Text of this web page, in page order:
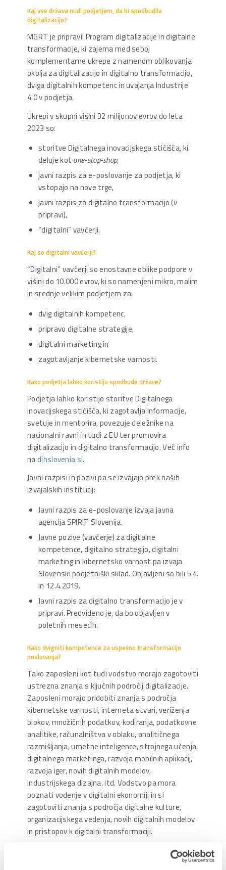
Kaj vse država nudi podjetjem, da bi spodbudila
digitalizacijo?
MGRT je pripravil Program digitalizacije in digitalne
transformacije, ki zajema med seboj
komplementarne ukrepe z namenom oblikovanja
okolja za digitalizacijo in digitalno transformacijo,
dviga digitalnih kompetenc in uvajanja Industrije
4.0 v podjetja.
Ukrepi v skupni višini 32 milijonov evrov do leta
2023 so:
storitve Digitalnega inovacijskega stičišča, ki
deluje kot one-stop-shop,
javni razpis za e-poslovanje za podjetja, ki
vstopajo na nove trge,
javni razpis za digitalno transformacijo (v
pripravi),
“digitalni” vavčerji.
Kaj so digitalni vavčerji?
“Digitalni” vavčerji so enostavne oblike podpore v
višini do 10.000 evrov, ki so namenjeni mikro, malim
in srednje velikim podjetjem za:
dvig digitalnih kompetenc,
pripravo digitalne strategije,
digitalni marketing in
zagotavljanje kibernetske varnosti.
Kako podjetja lahko koristijo spodbude države?
Podjetja lahko koristijo storitve Digitalnega
inovacijskega stičišča, ki zagotavlja informacije,
svetuje in mentorira, povezuje deležnike na
nacionalni ravni in tudi z EU ter promovira
digitalizacijo in digitalno transformacijo. Več info
nadihslovenia.si.
Javni razpisi in pozivi pa se izvajajo prek naših
izvajalskih institucij:
Javni razpis za e-poslovanje izvaja javna
agencija SPIRIT Slovenija.
Javne pozive (vavčerje) za digitalne
kompetence, digitalno strategijo, digitalni
marketing in kibernetsko varnost pa izvaja
Slovenski podjetniški sklad. Objavljeni so bili 5.4.
in 12.4.2019.
Javni razpis za digitalno transformacijo je v
pripravi. Predvideno je, da bo objavljen v
poletnih mesecih.
Kako dvigniti kompetence za uspešno transformacijo
poslovanja?
Tako zaposleni kot tudi vodstvo morajo zagotoviti
ustrezna znanja s ključnih področij digitalizacije.
Zaposleni morajo pridobiti znanja s področja
kibernetske varnosti, interneta stvari, veriženja
blokov, množičnih podatkov, kodiranja, podatkovne
analitike, računalništva v oblaku, analitičnega
razmišljanja, umetne inteligence, strojnega učenja,
digitalnega marketinga, razvoja mobilnih aplikacij,
razvoja iger, novih digitalnih modelov,
industrijskega dizajna, itd. Vodstvo pa mora
poznati vodenje v digitalni ekonomiji in si
zagotoviti znanja s področja digitalne kulture,
organizacijskega vedenja, novih digitalnih modelov
in pristopov k digitalni transformaciji.
Tudi na tem področju lahko podjetja pridobijo
vavčer in si iz kataloga usposabljanj pri Digitalnem